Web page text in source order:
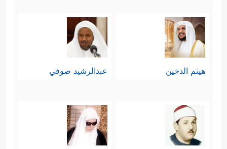
هيثم الدخين عبدالرشيد صوفي